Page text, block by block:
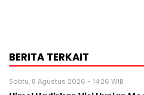
BERITA TERKAIT
Sabtu, 8 Agustus 2026 - 14:26 WIB